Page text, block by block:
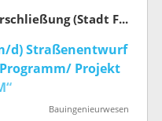
Amt für Straßenbau und Erschließung (Stadt Frankfurt am Main)
d) Straßenentwurf
Projekt
Bauingenieurwesen